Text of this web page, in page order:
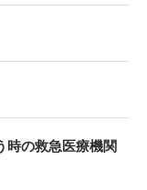
の救急医療機関